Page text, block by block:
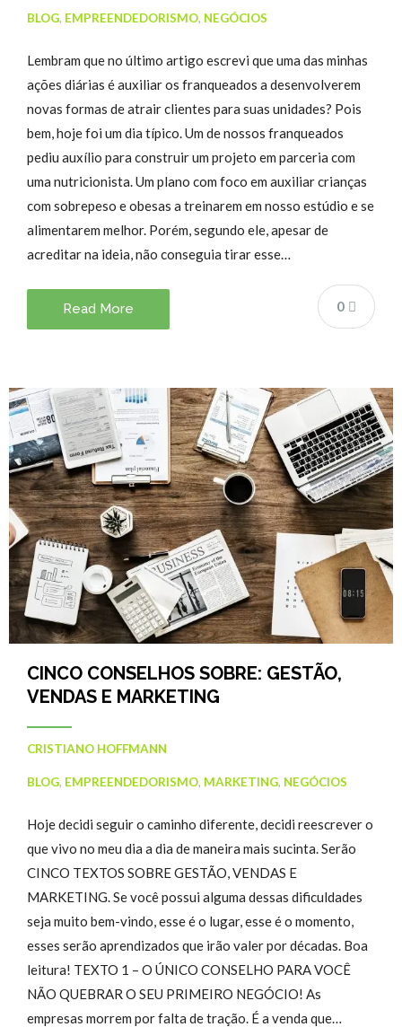
BLOG, EMPREENDEDORISMO, NEGÓCIOS
Lembram que no último artigo escrevi que uma das minhas
ações diárias é auxiliar os franqueados a desenvolverem
novas formas de atrair clientes para suas unidades? Pois
bem, hoje foi um dia típico. Um de nossos franqueados
pediu auxílio para construir um projeto em parceria com
uma nutricionista. Um plano com foco em auxiliar crianças
com sobrepeso e obesas a treinarem em nosso estúdio e se
alimentarem melhor. Porém, segundo ele, apesar de
acreditar na ideia, não conseguia tirar esse…
0
Read More
CINCO CONSELHOS SOBRE: GESTÃO,
VENDAS E MARKETING
CRISTIANO HOFFMANN
BLOG, EMPREENDEDORISMO, MARKETING, NEGÓCIOS
Hoje decidi seguir o caminho diferente, decidi reescrever o
que vivo no meu dia a dia de maneira mais sucinta. Serão
CINCO TEXTOS SOBRE GESTÃO, VENDAS E
MARKETING. Se você possui alguma dessas dificuldades
seja muito bem-vindo, esse é o lugar, esse é o momento,
esses serão aprendizados que irão valer por décadas. Boa
leitura! TEXTO 1 – O ÚNICO CONSELHO PARA VOCÊ
NÃO QUEBRAR O SEU PRIMEIRO NEGÓCIO! As
empresas morrem por falta de tração. É a venda que…